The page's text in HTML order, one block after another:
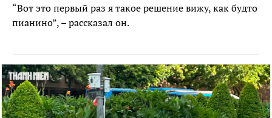
“Вот это первый раз я такое решение вижу, как будто
пианино”, – рассказал он.